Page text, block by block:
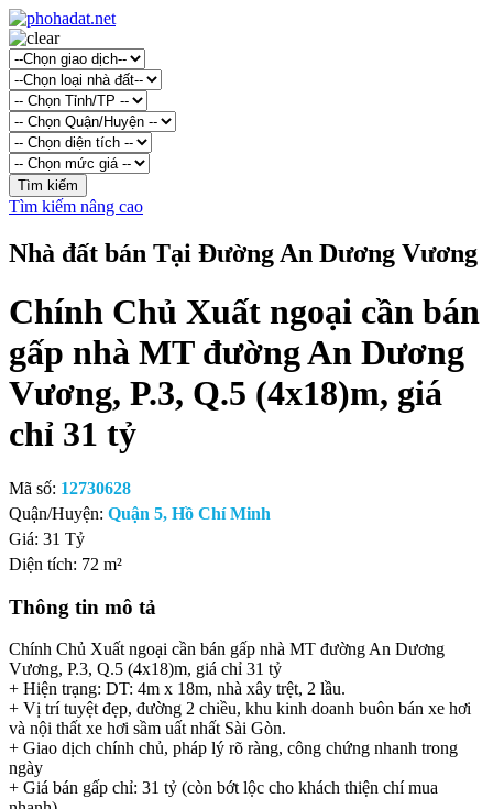
Tìm kiếm nâng cao
Nhà đất bán Tại Đường An Dương Vương
Chính Chủ Xuất ngoại cần bán
gấp nhà MT đường An Dương
Vương, P.3, Q.5 (4x18)m, giá
chỉ 31 tỷ
Mã số: 12730628
Quận/Huyện: Quận 5, Hồ Chí Minh
Giá: 31 Tỷ
Diện tích: 72 m²
Thông tin mô tả
Chính Chủ Xuất ngoại cần bán gấp nhà MT đường An Dương
Vương, P.3, Q.5 (4x18)m, giá chỉ 31 tỷ
+ Hiện trạng: DT: 4m x 18m, nhà xây trệt, 2 lầu.
+ Vị trí tuyệt đẹp, đường 2 chiều, khu kinh doanh buôn bán xe hơi
và nội thất xe hơi sầm uất nhất Sài Gòn.
+ Giao dịch chính chủ, pháp lý rõ ràng, công chứng nhanh trong
ngày
+ Giá bán gấp chỉ: 31 tỷ (còn bớt lộc cho khách thiện chí mua